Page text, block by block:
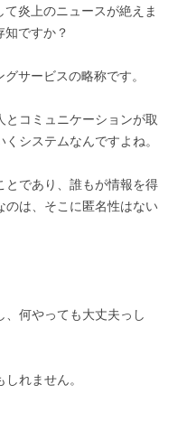
炎上のニュースが絶えま
ですか？
サービスの略称です。
コミュニケーションが取
システムなんですよね。
とであり、誰もが情報を得
のは、そこに匿名性はない
、何やっても大丈夫っし
れません。